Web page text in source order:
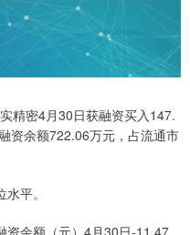
精密4月30日获融资买入147.
资余额722.06万元，占流通市
平。
资余额（元）4月30日-11.47